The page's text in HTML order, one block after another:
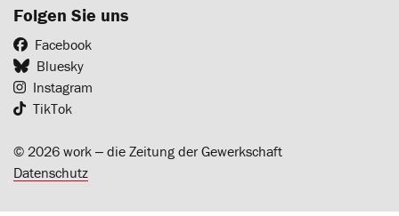
Folgen Sie uns
Facebook
Bluesky
Instagram
TikTok
© 2026 work ‒ die Zeitung der Gewerkschaft
Datenschutz